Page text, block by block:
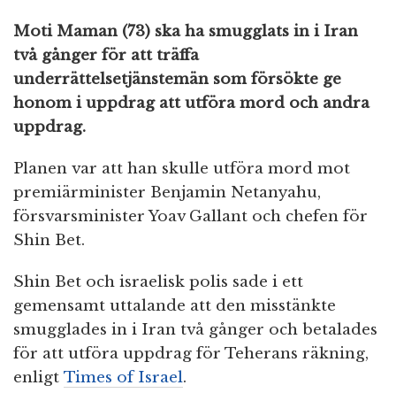
Moti Maman (73) ska ha smugglats in i Iran
två gånger för att träffa
underrättelsetjänstemän som försökte ge
honom i uppdrag att utföra mord och andra
uppdrag.
Planen var att han skulle utföra mord mot
premiärminister Benjamin Netanyahu,
försvarsminister Yoav Gallant och chefen för
Shin Bet.
Shin Bet och israelisk polis sade i ett
gemensamt uttalande att den misstänkte
smugglades in i Iran två gånger och betalades
för att utföra uppdrag för Teherans räkning,
enligt Times of Israel.